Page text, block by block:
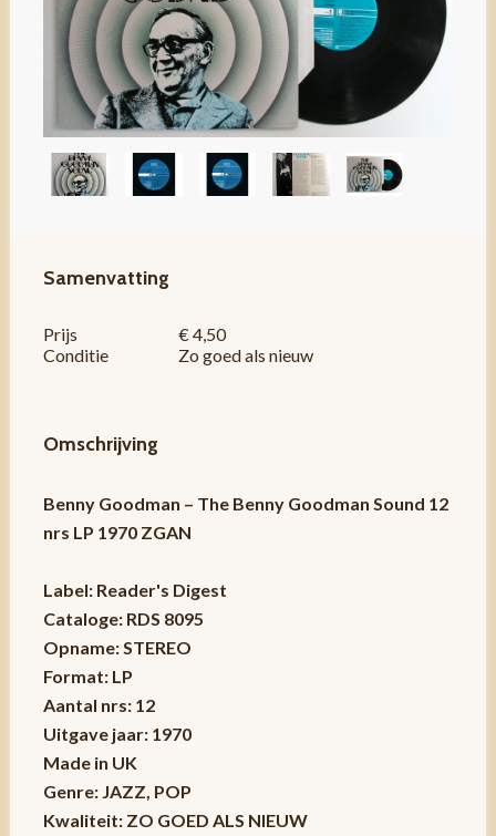
Samenvatting
Prijs
€ 4,50
Conditie
Zo goed als nieuw
Omschrijving
Benny Goodman – The Benny Goodman Sound 12
nrs LP 1970 ZGAN
Label: Reader's Digest
Cataloge: RDS 8095
Opname: STEREO
Format: LP
Aantal nrs: 12
Uitgave jaar: 1970
Made in UK
Genre: JAZZ, POP
Kwaliteit: ZO GOED ALS NIEUW